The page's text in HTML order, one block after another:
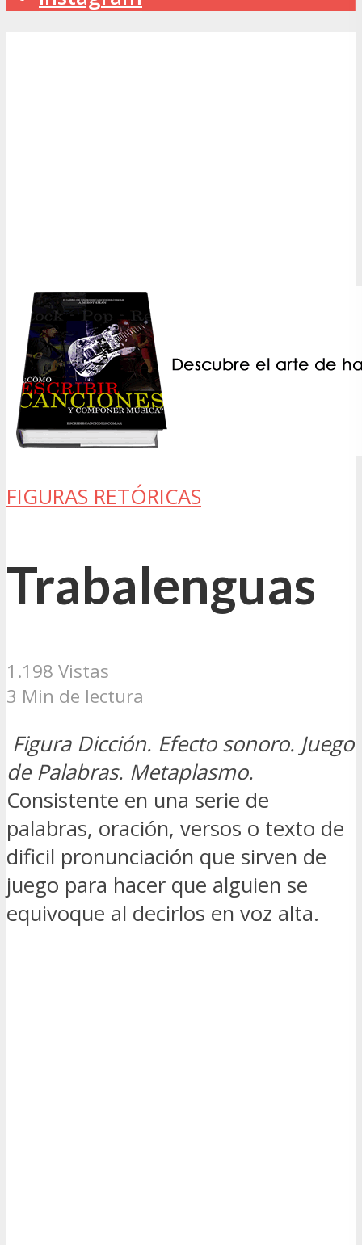
FIGURAS RETÓRICAS
Trabalenguas
1.198 Vistas
3 Min de lectura
Figura Dicción. Efecto sonoro. Juego
de Palabras. Metaplasmo.
Consistente en una serie de
palabras, oración, versos o texto de
dificil pronunciación que sirven de
juego para hacer que alguien se
equivoque al decirlos en voz alta.